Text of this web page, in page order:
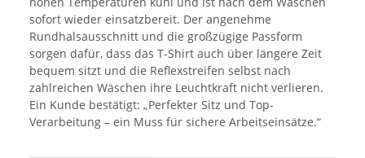
sofort wieder einsatzbereit. Der angenehme
Rundhalsausschnitt und die großzügige Passform
sorgen dafür, dass das T-Shirt auch über längere Zeit
bequem sitzt und die Reflexstreifen selbst nach
zahlreichen Wäschen ihre Leuchtkraft nicht verlieren.
Ein Kunde bestätigt: „Perfekter Sitz und Top-
Verarbeitung – ein Muss für sichere Arbeitseinsätze.“